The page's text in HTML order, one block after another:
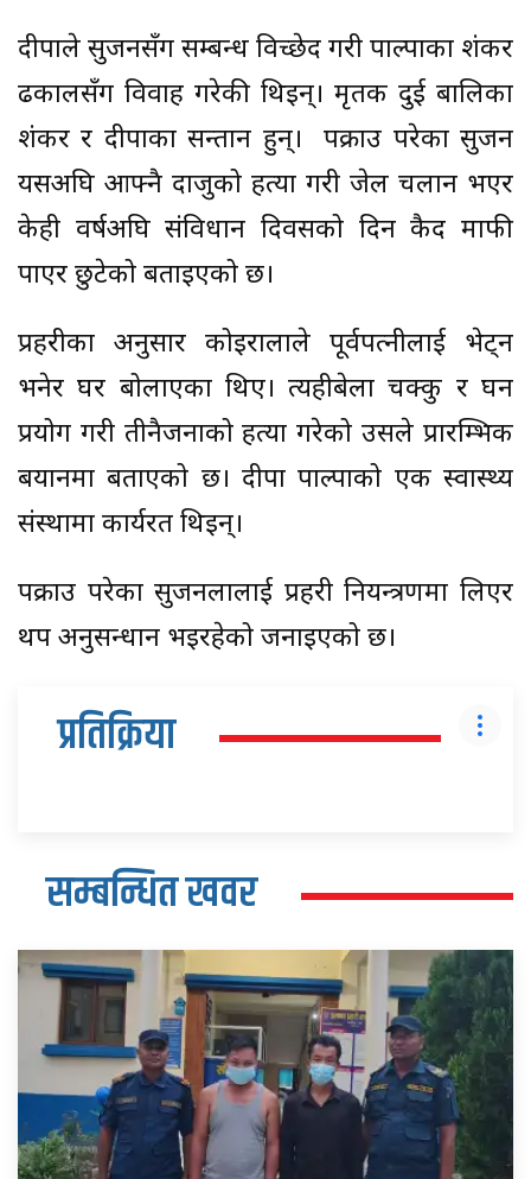
दीपाले सुजनसँग सम्बन्ध विच्छेद गरी पाल्पाका शंकर
ढकालसँग विवाह गरेकी थिइन्। मृतक दुई बालिका
शंकर र दीपाका सन्तान हुन्। पक्राउ परेका सुजन
यसअघि आफ्नै दाजुको हत्या गरी जेल चलान भएर
केही वर्षअघि संविधान दिवसको दिन कैद माफी
पाएर छुटेको बताइएको छ।
प्रहरीका अनुसार कोइरालाले पूर्वपत्नीलाई भेट्न
भनेर घर बोलाएका थिए। त्यहीबेला चक्कु र घन
प्रयोग गरी तीनैजनाको हत्या गरेको उसले प्रारम्भिक
बयानमा बताएको छ। दीपा पाल्पाको एक स्वास्थ्य
संस्थामा कार्यरत थिइन्।
पक्राउ परेका सुजनलालाई प्रहरी नियन्त्रणमा लिएर
थप अनुसन्धान भइरहेको जनाइएको छ।
प्रतिक्रिया
सम्बन्धित खवर